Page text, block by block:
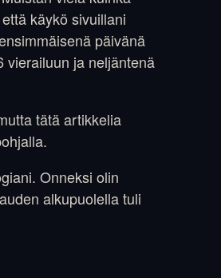
käykö sivuillani
päivänä
vierailuun ja neljäntenä
tätä artikkelia
Onneksi olin
alkupuolella tuli